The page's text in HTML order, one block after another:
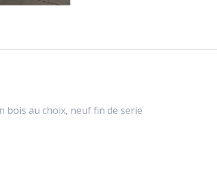
au choix, neuf fin de serie